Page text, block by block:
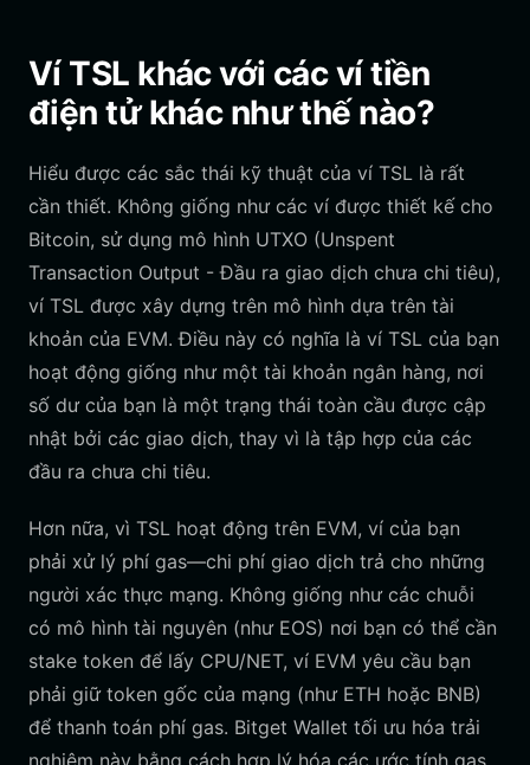
Ví TSL khác với các ví tiền
điện tử khác như thế nào?
Hiểu được các sắc thái kỹ thuật của ví TSL là rất
cần thiết. Không giống như các ví được thiết kế cho
Bitcoin, sử dụng mô hình UTXO (Unspent
Transaction Output - Đầu ra giao dịch chưa chi tiêu),
ví TSL được xây dựng trên mô hình dựa trên tài
khoản của EVM. Điều này có nghĩa là ví TSL của bạn
hoạt động giống như một tài khoản ngân hàng, nơi
số dư của bạn là một trạng thái toàn cầu được cập
nhật bởi các giao dịch, thay vì là tập hợp của các
đầu ra chưa chi tiêu.
Hơn nữa, vì TSL hoạt động trên EVM, ví của bạn
phải xử lý phí gas—chi phí giao dịch trả cho những
người xác thực mạng. Không giống như các chuỗi
có mô hình tài nguyên (như EOS) nơi bạn có thể cần
stake token để lấy CPU/NET, ví EVM yêu cầu bạn
phải giữ token gốc của mạng (như ETH hoặc BNB)
để thanh toán phí gas. Bitget Wallet tối ưu hóa trải
nghiệm này bằng cách hợp lý hóa các ước tính gas,